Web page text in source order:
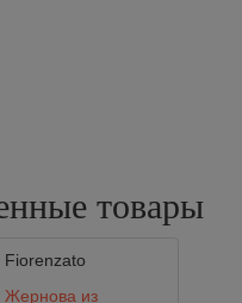
товары
Fiorenzato
Жернова из